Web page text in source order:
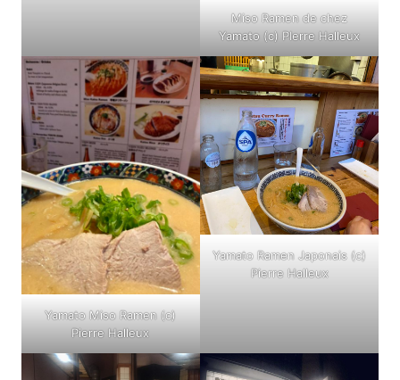
Miso Ramen de chez
Yamato (c) PIerre Halleux
Yamato Miso Ramen (c)
Pierre Halleux
Yamato Ramen Japonais (c)
Pierre Halleux